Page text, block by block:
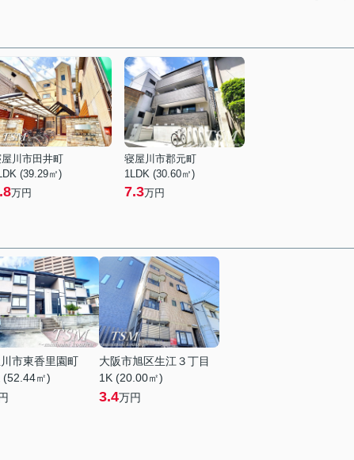
川市田井町
(39.29㎡)
万円
寝屋川市郡元町
1LDK (30.60㎡)
7.3万円
市東香里園町
(52.44㎡)
大阪市旭区生江３丁目
1K (20.00㎡)
3.4万円